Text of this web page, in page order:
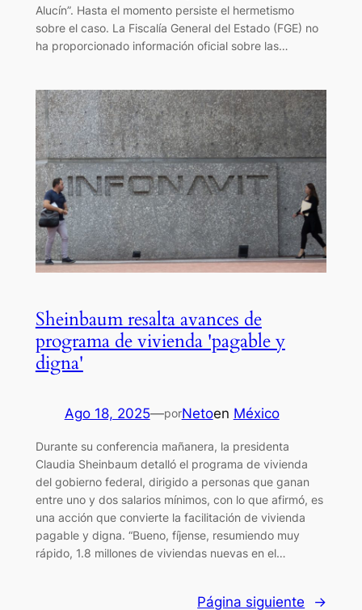
Alucín”. Hasta el momento persiste el hermetismo
sobre el caso. La Fiscalía General del Estado (FGE) no
ha proporcionado información oficial sobre las…
Sheinbaum resalta avances de
programa de vivienda 'pagable y
digna'
Ago 18, 2025—porNetoen México
Durante su conferencia mañanera, la presidenta
Claudia Sheinbaum detalló el programa de vivienda
del gobierno federal, dirigido a personas que ganan
entre uno y dos salarios mínimos, con lo que afirmó, es
una acción que convierte la facilitación de vivienda
pagable y digna. “Bueno, fíjense, resumiendo muy
rápido, 1.8 millones de viviendas nuevas en el…
Página siguiente →